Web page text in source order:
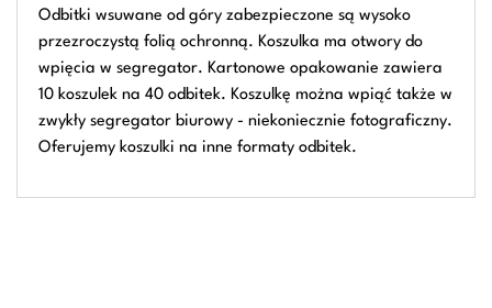
Odbitki wsuwane od góry zabezpieczone są wysoko
przezroczystą folią ochronną. Koszulka ma otwory do
wpięcia w segregator. Kartonowe opakowanie zawiera
10 koszulek na 40 odbitek. Koszulkę można wpiąć także w
zwykły segregator biurowy - niekoniecznie fotograficzny.
Oferujemy koszulki na inne formaty odbitek.